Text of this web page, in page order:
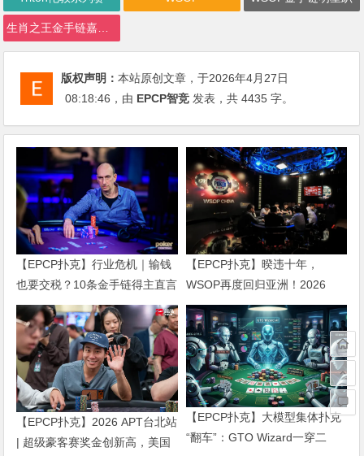
版权声明：本站原创文章，于2026年4月27日
08:18:46 ，由 EPCP智竞 发表，共 4435 字。
【EPCP扑克】行业危机｜输钱
也要交税？10条金手链得主直言
“扛不住”，主动砍掉四分之三比
赛
【EPCP扑克】暌违十年，
WSOP再度回归亚洲！2026
APL济州站6月19-28日盛大登
场！
【EPCP扑克】2026 APT台北站
| 超级豪客赛奖金创新高，美国
【EPCP扑克】大模型集体扑克
“翻车”：GTO Wizard一穿二